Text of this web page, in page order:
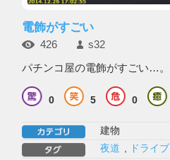
電飾がすごい
426 s32
パチンコ屋の電飾がすごい…。
0 5 0
建物
夜道 ,
ドライブ